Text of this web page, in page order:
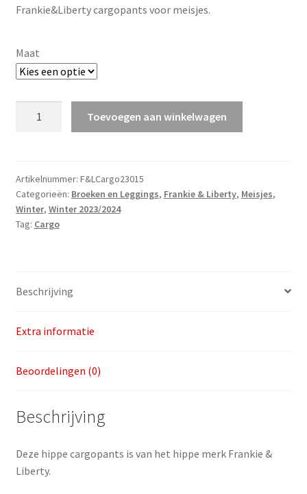
was:
is:
Frankie&Liberty cargopants voor meisjes.
Maat
v.a.
maat
128
aantal
Toevoegen aan winkelwagen
Artikelnummer: F&LCargo23015
Categorieën: Broeken en Leggings, Frankie & Liberty, Meisjes,
Winter, Winter 2023/2024
Tag: Cargo
Beschrijving
Extra informatie
Beoordelingen (0)
Beschrijving
Deze hippe cargopants is van het hippe merk Frankie &
Liberty.